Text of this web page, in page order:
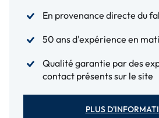
En provenance directe du
50 ans d'expérience en
Qualité garantie par des
contact présents sur le site
PLUS